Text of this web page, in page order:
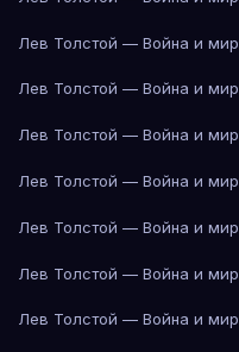
Лев Толстой — Война и мир
Лев Толстой — Война и мир
Лев Толстой — Война и мир
Лев Толстой — Война и мир
Лев Толстой — Война и мир
Лев Толстой — Война и мир
Лев Толстой — Война и мир